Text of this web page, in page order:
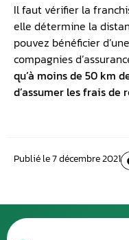
Il faut vérifier la
elle détermine la
pouvez bénéficier
compagnies
qu’à moins de 50 km
d’assumer les frais de
Publié le7 décembre 2021